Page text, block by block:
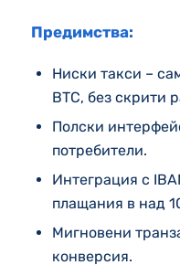
Предимства:
Ниски такси –
BTC, без скрити
Полски
потребители.
Интеграция с
плащания в над
Мигновени
конверсия.